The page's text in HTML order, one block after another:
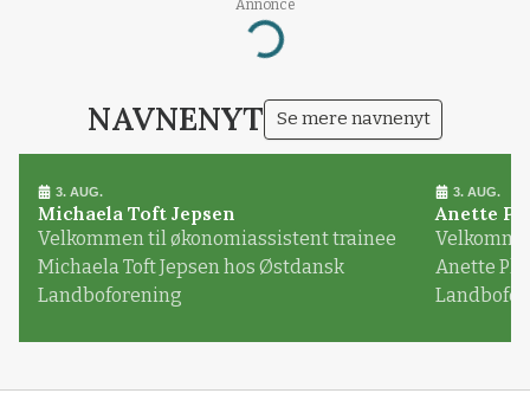
Annonce
Loading...
NAVNENYT Se mere navnenyt
3. AUG.
Michaela Toft Jepsen
Velkommen til økonomiassistent trainee
Michaela Toft Jepsen hos Østdansk
Landboforening
3. AUG.
Anette
Anette